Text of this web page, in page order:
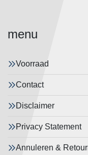
menu
Voorraad
Contact
Disclaimer
Privacy Statement
Annuleren &